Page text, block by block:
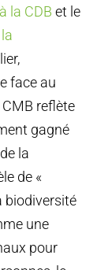
la CDB et le
face au
reflète
gagné
la
de «
biodiversité
une
pour